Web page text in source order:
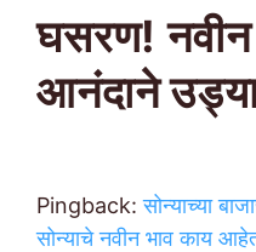
घसरण!
आनंदाने
Pingback:सोन्याच्या
सोन्याचे नवीन भाव काय